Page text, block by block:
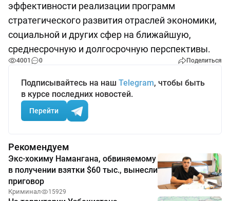
эффективности реализации программ
стратегического развития отраслей экономики,
социальной и других сфер на ближайшую,
среднесрочную и долгосрочную перспективы.
4001 0 Поделиться
Подписывайтесь на наш Telegram, чтобы быть
в курсе последних новостей.
Перейти
Рекомендуем
Экс-хокиму Намангана, обвиняемому
в получении взятки $60 тыс., вынесли
приговор
Криминал 15929